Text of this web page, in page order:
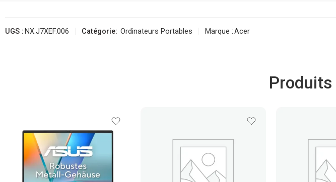
UGS : NX.J7XEF.006 Catégorie: Ordinateurs Portables Marque :Acer